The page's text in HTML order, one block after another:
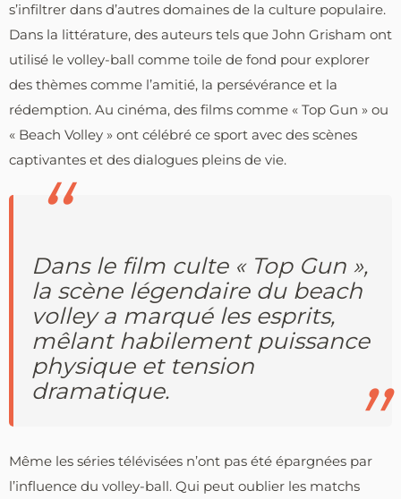
s’infiltrer dans d’autres domaines de la culture populaire.
Dans la littérature, des auteurs tels que John Grisham ont
utilisé le volley-ball comme toile de fond pour explorer
des thèmes comme l’amitié, la persévérance et la
rédemption. Au cinéma, des films comme « Top Gun » ou
« Beach Volley » ont célébré ce sport avec des scènes
captivantes et des dialogues pleins de vie.
Dans le film culte « Top Gun »,
la scène légendaire du beach
volley a marqué les esprits,
mêlant habilement puissance
physique et tension
dramatique.
Même les séries télévisées n’ont pas été épargnées par
l’influence du volley-ball. Qui peut oublier les matchs